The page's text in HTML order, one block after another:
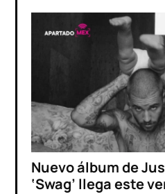
Nuevo álbum de
‘Swag’ llega este